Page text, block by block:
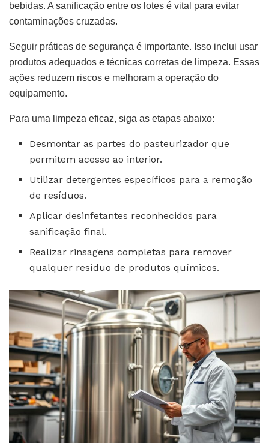
bebidas. A sanificação entre os lotes é vital para evitar
contaminações cruzadas.
Seguir práticas de segurança é importante. Isso inclui usar
produtos adequados e técnicas corretas de limpeza. Essas
ações reduzem riscos e melhoram a operação do
equipamento.
Para uma limpeza eficaz, siga as etapas abaixo:
Desmontar as partes do pasteurizador que
permitem acesso ao interior.
Utilizar detergentes específicos para a remoção
de resíduos.
Aplicar desinfetantes reconhecidos para
sanificação final.
Realizar rinsagens completas para remover
qualquer resíduo de produtos químicos.